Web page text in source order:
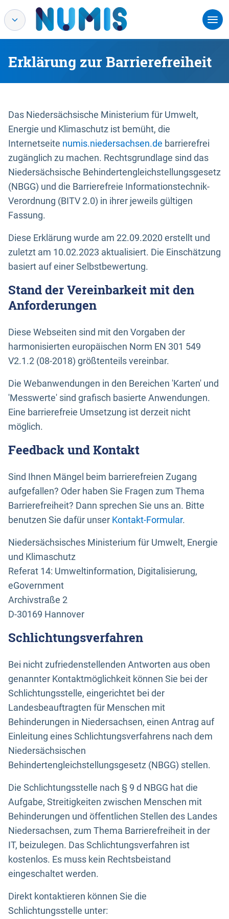
Erklärung zur Barrierefreiheit
Das Niedersächsische Ministerium für Umwelt,
Energie und Klimaschutz ist bemüht, die
Internetseite numis.niedersachsen.de barrierefrei
zugänglich zu machen. Rechtsgrundlage sind das
Niedersächsische Behindertengleichstellungsgesetz
(NBGG) und die Barrierefreie Informationstechnik-
Verordnung (BITV 2.0) in ihrer jeweils gültigen
Fassung.
Diese Erklärung wurde am 22.09.2020 erstellt und
zuletzt am 10.02.2023 aktualisiert. Die Einschätzung
basiert auf einer Selbstbewertung.
Stand der Vereinbarkeit mit den
Anforderungen
Diese Webseiten sind mit den Vorgaben der
harmonisierten europäischen Norm EN 301 549
V2.1.2 (08-2018) größtenteils vereinbar.
Die Webanwendungen in den Bereichen 'Karten' und
'Messwerte' sind grafisch basierte Anwendungen.
Eine barrierefreie Umsetzung ist derzeit nicht
möglich.
Feedback und Kontakt
Sind Ihnen Mängel beim barrierefreien Zugang
aufgefallen? Oder haben Sie Fragen zum Thema
Barrierefreiheit? Dann sprechen Sie uns an. Bitte
benutzen Sie dafür unser Kontakt-Formular.
Niedersächsisches Ministerium für Umwelt, Energie
und Klimaschutz
Referat 14: Umweltinformation, Digitalisierung,
eGovernment
Archivstraße 2
D-30169 Hannover
Schlichtungsverfahren
Bei nicht zufriedenstellenden Antworten aus oben
genannter Kontaktmöglichkeit können Sie bei der
Schlichtungsstelle, eingerichtet bei der
Landesbeauftragten für Menschen mit
Behinderungen in Niedersachsen, einen Antrag auf
Einleitung eines Schlichtungsverfahrens nach dem
Niedersächsischen
Behindertengleichstellungsgesetz (NBGG) stellen.
Die Schlichtungsstelle nach § 9 d NBGG hat die
Aufgabe, Streitigkeiten zwischen Menschen mit
Behinderungen und öffentlichen Stellen des Landes
Niedersachsen, zum Thema Barrierefreiheit in der
IT, beizulegen. Das Schlichtungsverfahren ist
kostenlos. Es muss kein Rechtsbeistand
eingeschaltet werden.
Direkt kontaktieren können Sie die
Schlichtungsstelle unter: